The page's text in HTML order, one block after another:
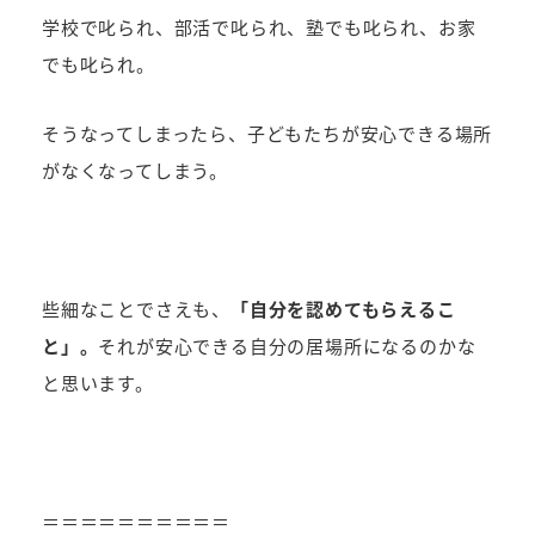
学校で叱られ、部活で叱られ、塾でも叱られ、お家
でも叱られ。
そうなってしまったら、子どもたちが安心できる場所
がなくなってしまう。
些細なことでさえも、
「自分を認めてもらえるこ
と」。 それが安心できる自分の居場所になるのかな
と思います。
＝＝＝＝＝＝＝＝＝＝